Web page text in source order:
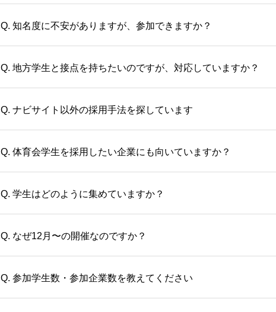
Q. 知名度に不安がありますが、参加できますか？
Q. 地方学生と接点を持ちたいのですが、対応していますか？
Q. ナビサイト以外の採用手法を探しています
Q. 体育会学生を採用したい企業にも向いていますか？
Q. 学生はどのように集めていますか？
Q. なぜ12月〜の開催なのですか？
Q. 参加学生数・参加企業数を教えてください